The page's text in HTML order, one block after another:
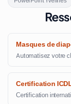
Masques de
Automatisez votre
Certification
Certification